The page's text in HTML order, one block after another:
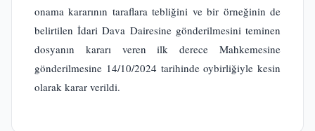
onama kararının taraflara tebliğini ve bir örneğinin de
belirtilen İdari Dava Dairesine gönderilmesini teminen
dosyanın kararı veren ilk derece Mahkemesine
gönderilmesine 14/10/2024 tarihinde oybirliğiyle kesin
olarak karar verildi.